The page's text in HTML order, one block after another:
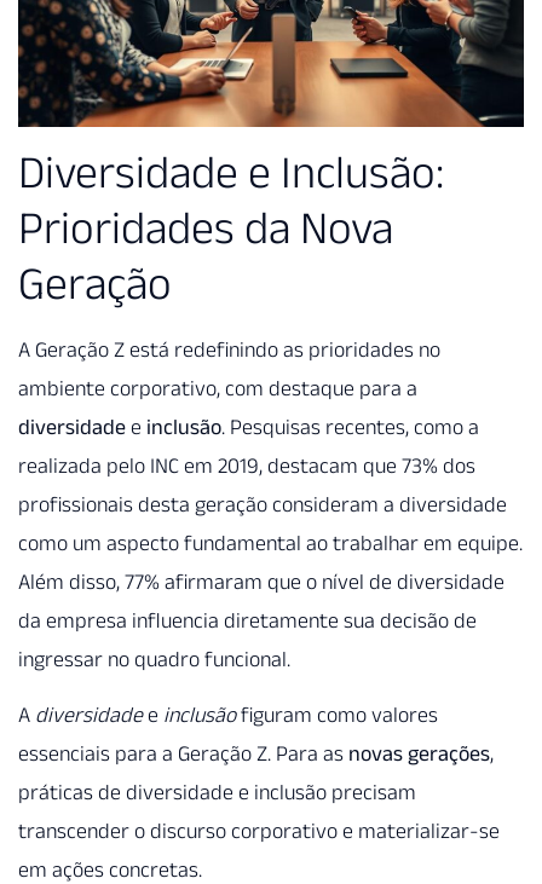
Diversidade e Inclusão:
Prioridades da Nova
Geração
A Geração Z está redefinindo as prioridades no
ambiente corporativo, com destaque para a
diversidade e inclusão. Pesquisas recentes, como a
realizada pelo INC em 2019, destacam que 73% dos
profissionais desta geração consideram a diversidade
como um aspecto fundamental ao trabalhar em equipe.
Além disso, 77% afirmaram que o nível de diversidade
da empresa influencia diretamente sua decisão de
ingressar no quadro funcional.
A diversidadee inclusãofiguram como valores
essenciais para a Geração Z. Para as novas gerações,
práticas de diversidade e inclusão precisam
transcender o discurso corporativo e materializar-se
em ações concretas.